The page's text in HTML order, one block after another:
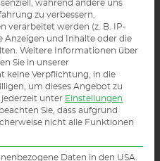
während andere uns
zu verbessern.
verarbeitet werden (z. B. IP-
Anzeigen und Inhalte oder die
Weitere Informationen über
Sie in unserer
keine Verpflichtung, in die
um dieses Angebot zu
jederzeit unter Einstellungen
Sie, dass aufgrund
nicht alle Funktionen
Daten in den USA.